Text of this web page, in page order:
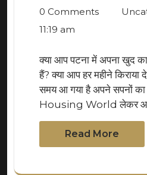
0 Comments
11:19 am
क्या आप पटना में अपना खुद
हैं? क्या आप हर महीने
समय आ गया है अपने सपनों का
Housing World लेकर
Read More